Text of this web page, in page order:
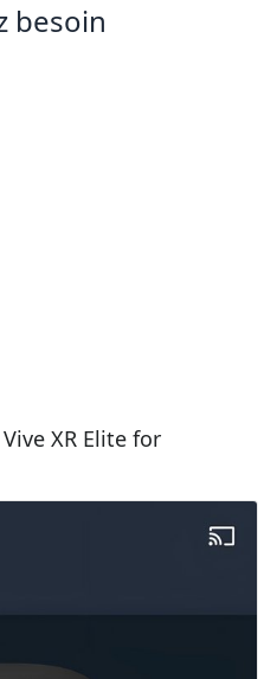
besoin
XR Elite for